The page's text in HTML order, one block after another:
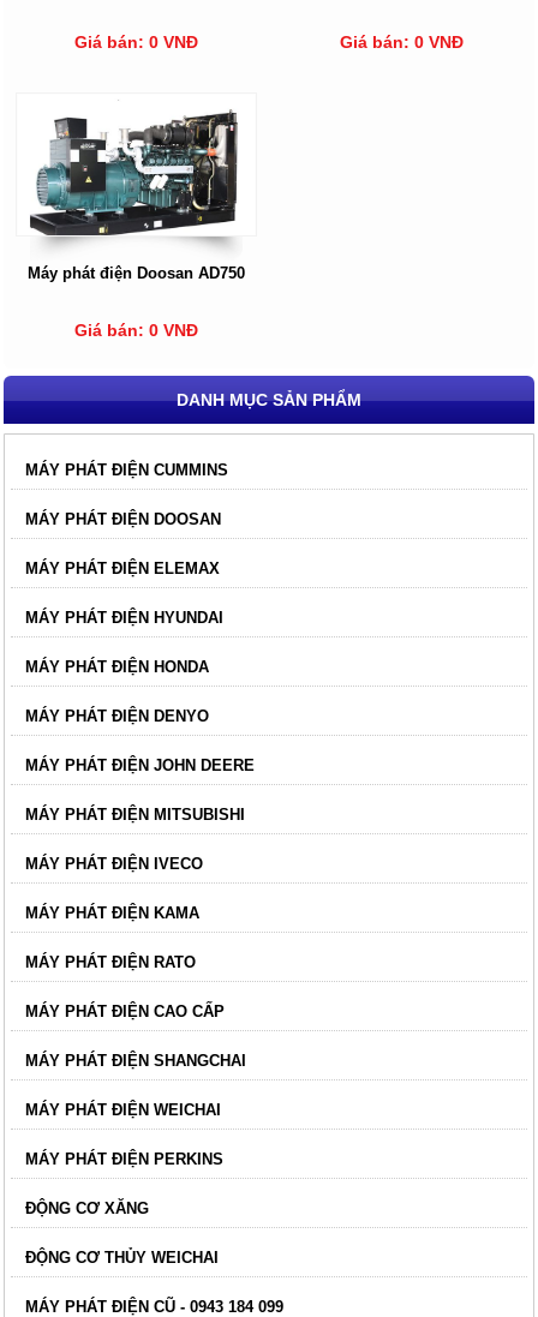
Giá bán: 0 VNĐ Giá bán: 0 VNĐ
Máy phát điện Doosan AD750
Giá bán: 0 VNĐ
DANH MỤC SẢN PHẨM
MÁY PHÁT ĐIỆN CUMMINS
MÁY PHÁT ĐIỆN DOOSAN
MÁY PHÁT ĐIỆN ELEMAX
MÁY PHÁT ĐIỆN HYUNDAI
MÁY PHÁT ĐIỆN HONDA
MÁY PHÁT ĐIỆN DENYO
MÁY PHÁT ĐIỆN JOHN DEERE
MÁY PHÁT ĐIỆN MITSUBISHI
MÁY PHÁT ĐIỆN IVECO
MÁY PHÁT ĐIỆN KAMA
MÁY PHÁT ĐIỆN RATO
MÁY PHÁT ĐIỆN CAO CẤP
MÁY PHÁT ĐIỆN SHANGCHAI
MÁY PHÁT ĐIỆN WEICHAI
MÁY PHÁT ĐIỆN PERKINS
ĐỘNG CƠ XĂNG
ĐỘNG CƠ THỦY WEICHAI
MÁY PHÁT ĐIỆN CŨ - 0943 184 099